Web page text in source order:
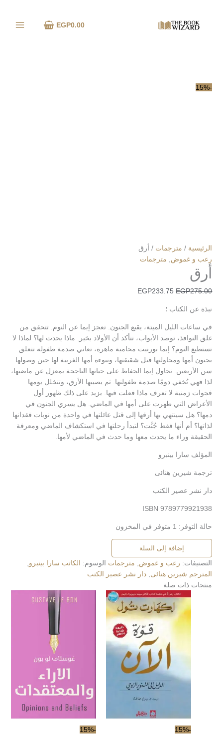
EGP0.00
-15%
الرئيسية / مترجمات / أرق
رعب و غموض
مترجمات
أرق
EGP275.00
EGP233.75
نبذة عن الكتاب ؛
في ساعات الليل الميتة، يقبع الجنون. تعجز إيما عن النوم. تتحقق من
غلق النوافذ، توصد الأبواب، تتأكد أن الأولاد بخير. ماذا يحدث لها؟ لماذا لا
تستطيع النوم؟ إيما بورنيت محامية ماهرة، تعاني صدمة طفولة تتعلق
بجنون أمها ومحاولتها قتل شقيقتها، ونبوءة أمها الغريبة لها حين وصولها
سن الأربعين. تحاول إيما الحفاظ على حياتها الناجحة بمعزل عن ماضيها،
لذا فهي تُخفي دومًا صدمة طفولتها. ثم يصيبها الأرق، وتتخلل يومها
فجوات زمنية لا تعرف ماذا فعلت فيها. يزيد على ذلك ظهور أول
الأعراض التي ظهرت على أمها في الماضي. هل يسري الجنون في
دمها؟ هل سينتهي بها أرقها إلى قتل عائلتها في واحدة من نوبات فقدانها
لذاتها؟ أم أنها فقط جُنَّت؟ لتبدأ رحلتها في استكشاف الماضي ومعرفة
الحقيقة وراء ما يحدث معها وما حدث في الماضي لأمها.
المؤلف سارا بينبرو
ترجمة شيرين هنائى
دار نشر عصير الكتب
ISBN 9789779921938
حالة التوفر: 1 متوفر في المخزون
إضافة إلى السلة
التصنيفات: رعب و غموض مترجمات الوسوم: الكاتب سارا بينبرو
المترجم شيرين هنائى دار نشر عصير الكتب
منتجات ذات صلة
-15%
-15%